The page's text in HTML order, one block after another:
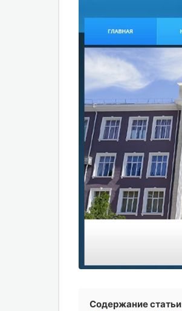
Содержание статьи